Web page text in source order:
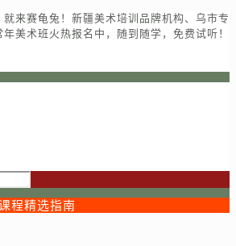
来赛龟兔！新疆美术培训品牌机构、乌市专
美术班火热报名中，随到随学，免费试听！
程精选指南